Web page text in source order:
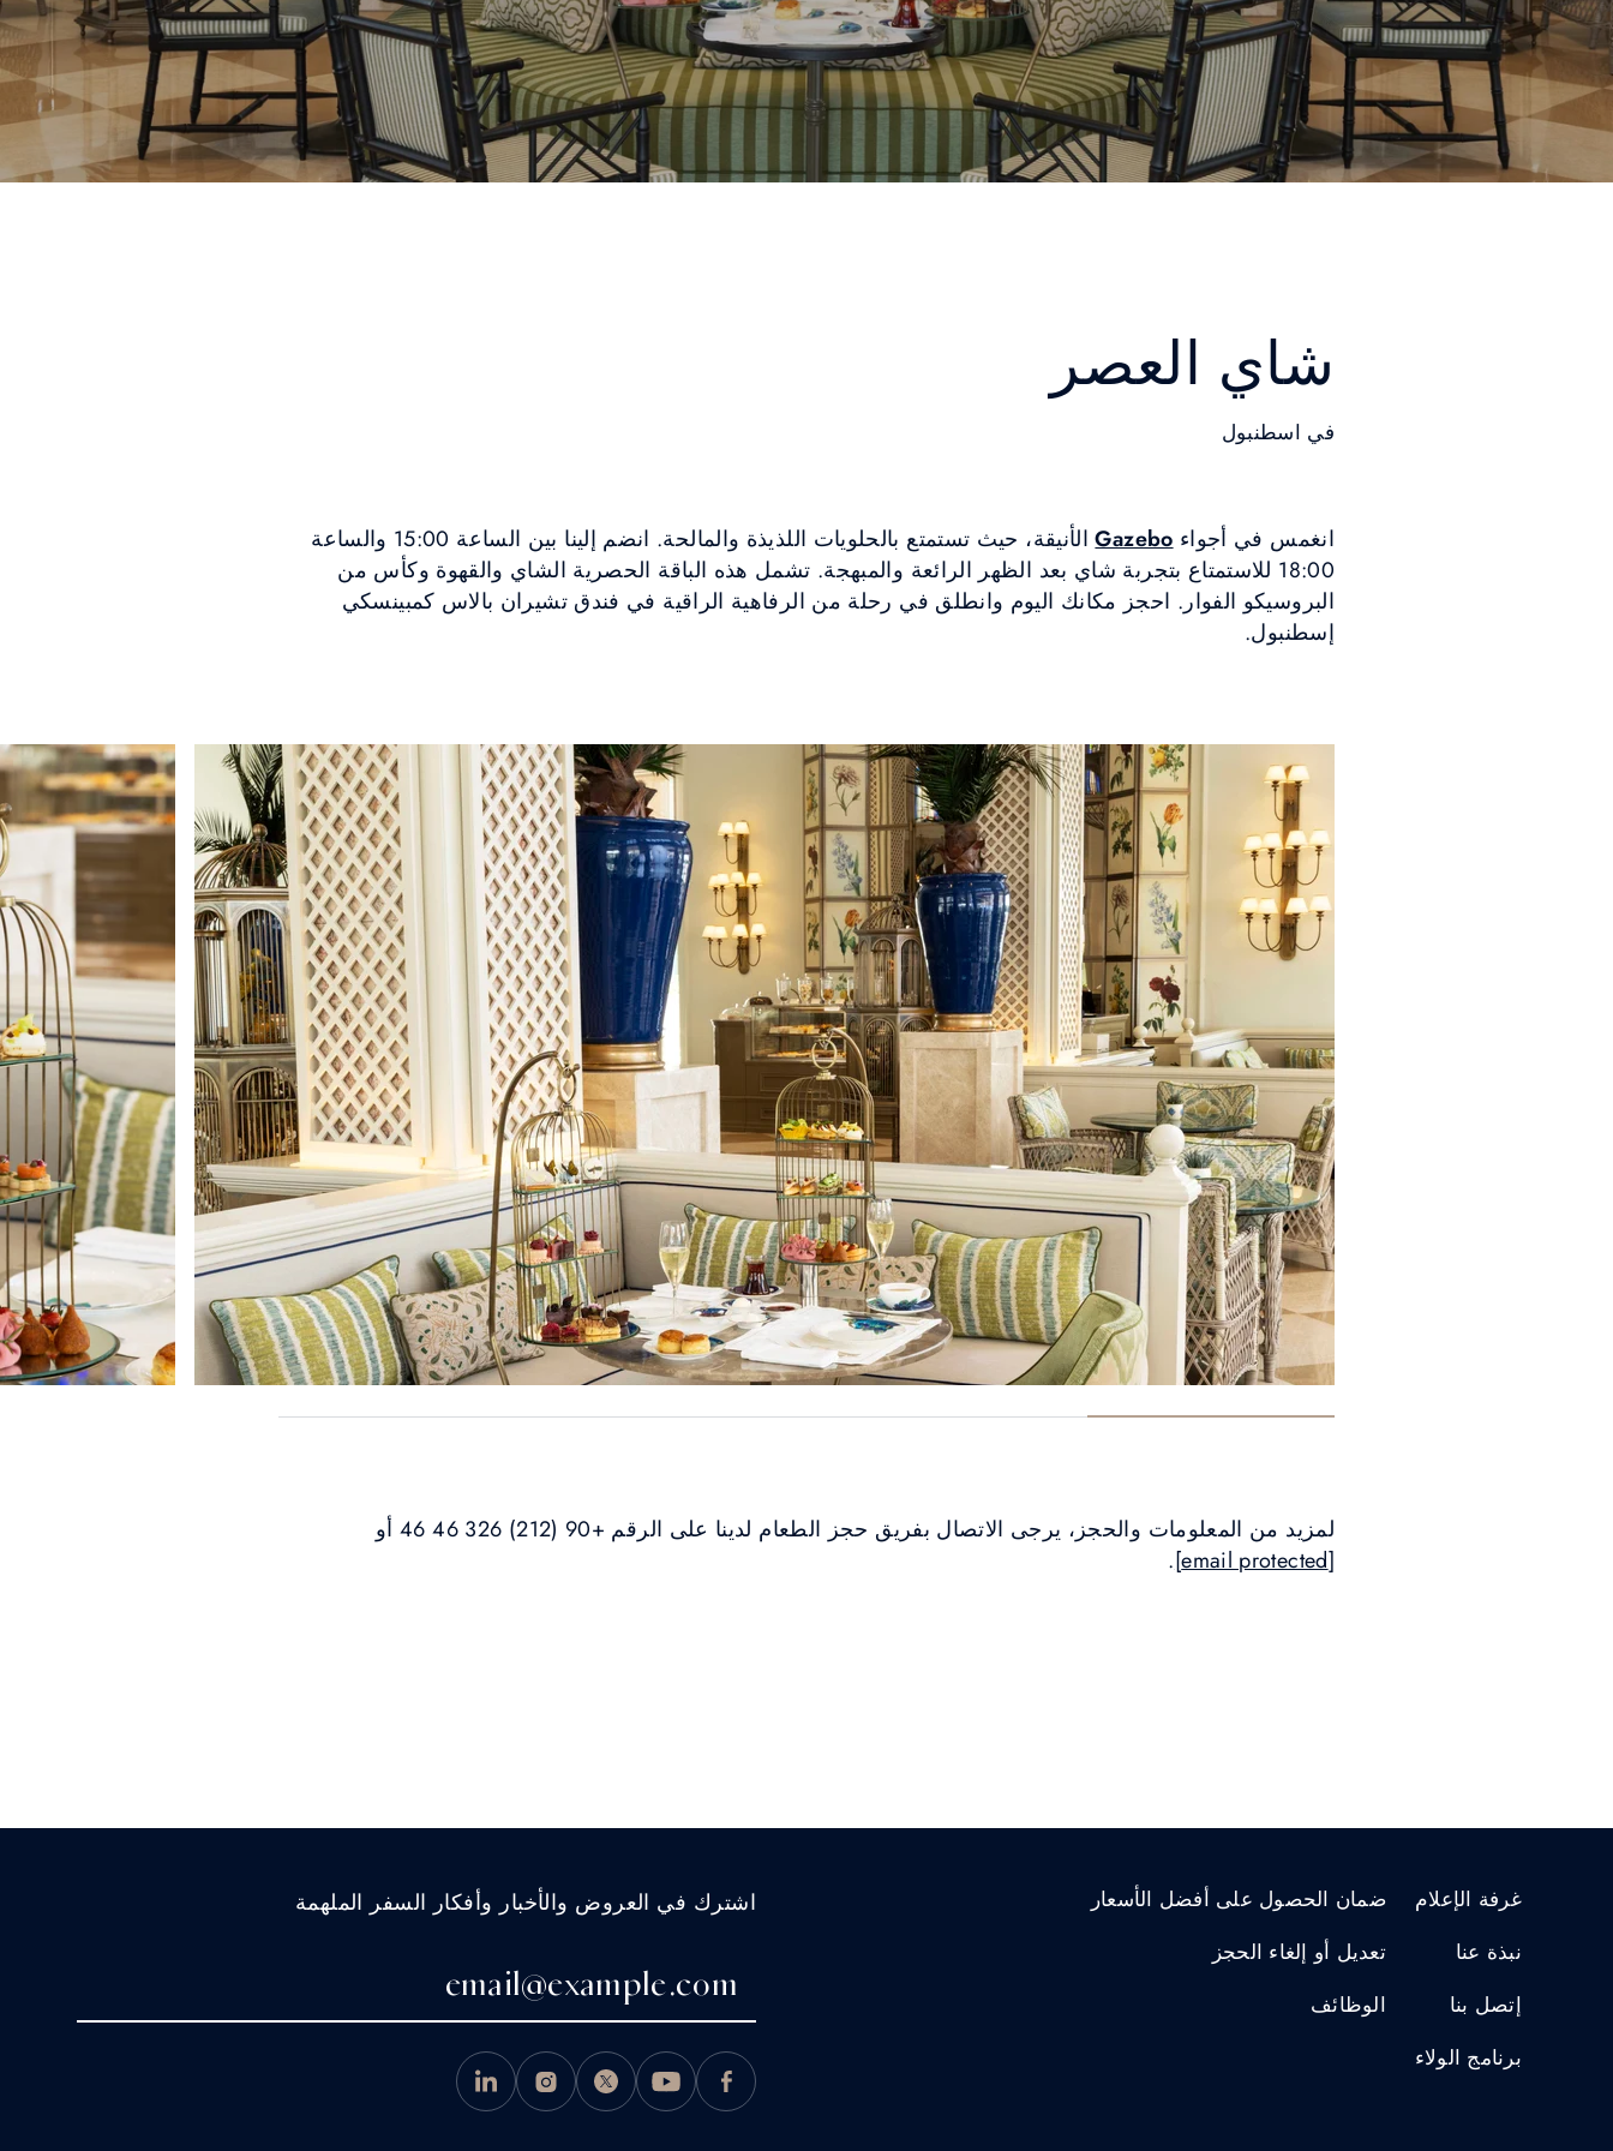
شاي العصر
في اسطنبول
انغمس في أجواء Gazebo
الأنيقة، حيث تستمتع بالحلويات اللذيذة والمالحة. انضم إلينا بين الساعة 15:00 والساعة
18:00 للاستمتاع بتجربة شاي بعد الظهر الرائعة والمبهجة. تشمل هذه الباقة الحصرية الشاي والقهوة وكأس من
البروسيكو الفوار. احجز مكانك اليوم وانطلق في رحلة من الرفاهية الراقية في فندق تشيران بالاس كمبينسكي
إسطنبول.
لمزيد من المعلومات والحجز، يرجى الاتصال بفريق حجز الطعام لدينا على الرقم +90 (212) 326 46 46 أو
[email protected]
.
غرفة الإعلام
نبذة عنا
إتصل بنا
برنامج الولاء
ضمان الحصول على أفضل الأسعار
تعديل أو إلغاء الحجز
الوظائف
اشترك في العروض والأخبار وأفكار السفر الملهمة